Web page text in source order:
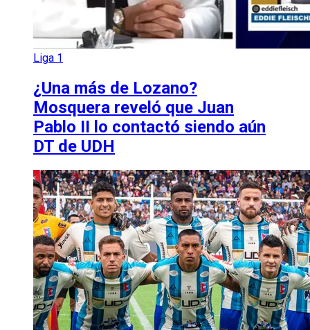
Liga 1
¿Una más de Lozano?
Mosquera reveló que Juan
Pablo II lo contactó siendo aún
DT de UDH